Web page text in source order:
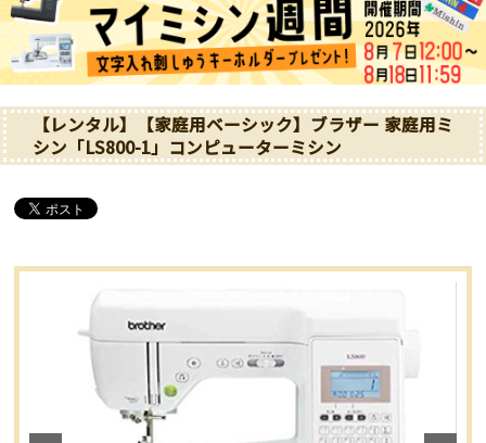
【レンタル】【家庭用ベーシック】ブラザー 家庭用ミ
シン「LS800-1」コンピューターミシン